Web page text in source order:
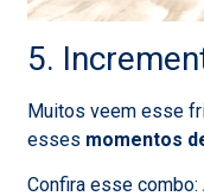
5.
Muitos veem esse
esses momentos
Confira esse